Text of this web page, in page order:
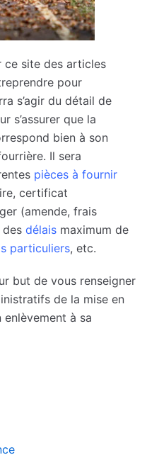
ce site des articles
pour
s’agir du détail de
s’assurer que la
bien à son
Il sera
pièces à fournir
certificat
(amende, frais
des délais maximum de
particuliers, etc.
but de vous renseigner
de la mise en
enlèvement à sa